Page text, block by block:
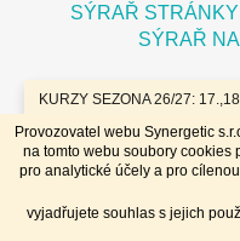
Provozovatel webu Synergetic
na tomto webu soubory cookies
pro analytické účely a pro
vyjadřujete souhlas s jejich
KURZY SEZONA 26/27:
7.11.26 Bochníky - tvrdé
a Tvaroh + Hnětené a
20.,21.3.27 Výroba sýrů - 9
plísní / 11.4.27 Bochníky -
dny - komplet // Přihlášky na
SÝRAŘ STRÁNKY
SÝRAŘ